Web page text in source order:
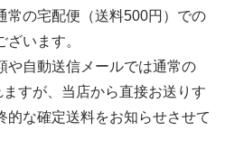
常の宅配便（送料500円）での
います。
や自動送信メールでは通常の
すが、当店から直接お送りす
的な確定送料をお知らせさせて